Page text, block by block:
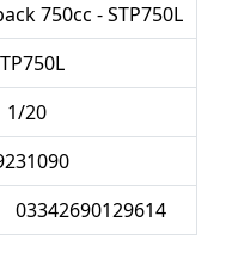
750cc - STP750L
1/20
03342690129614